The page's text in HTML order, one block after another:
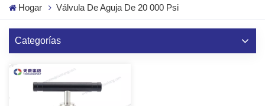
Hogar Válvula De Aguja De 20 000 Psi
Categorías